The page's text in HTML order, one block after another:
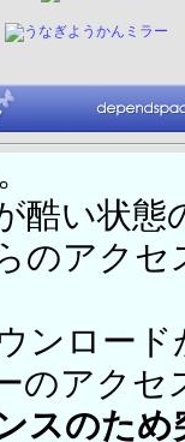
酷い状態
のアクセ
ンロー
のアクセ
スのため